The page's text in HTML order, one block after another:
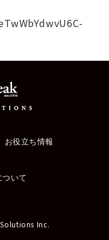
お役立ち情報
いて
Inc.